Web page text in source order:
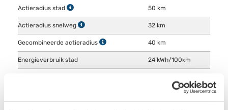
Actieradius stad 50 km
Actieradius snelweg 32 km
Gecombineerde actieradius 40 km
Energieverbruik stad 24 kWh/100km
30 kWh/100km